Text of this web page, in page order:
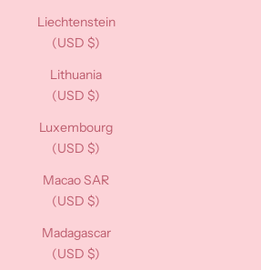
Liechtenstein
(USD $)
Lithuania
(USD $)
Luxembourg
(USD $)
Macao SAR
(USD $)
Madagascar
(USD $)